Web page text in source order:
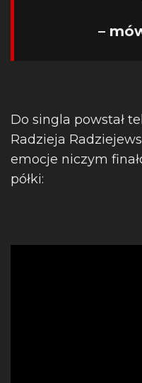
–
Do singla powstał
Radzieja
emocje niczym
półki: